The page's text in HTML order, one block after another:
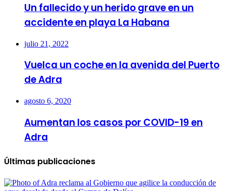
Un fallecido y un herido grave en un
accidente en playa La Habana
julio 21, 2022
Vuelca un coche en la avenida del Puerto
de Adra
agosto 6, 2020
Aumentan los casos por COVID-19 en
Adra
Últimas publicaciones